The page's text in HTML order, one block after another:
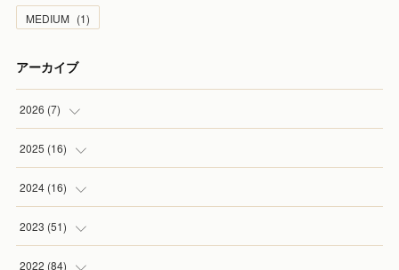
MEDIUM (1)
アーカイブ
2026 (7)
(1
(2
(2
(1
2025 (16)
(2
(1
(2
2024 (16)
(3
(2
2023 (51)
(1
2022 (84)